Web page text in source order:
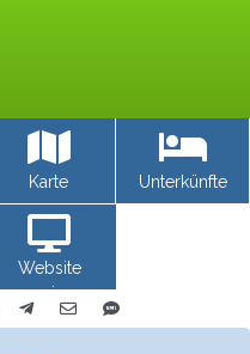
Karte Unterkünfte
Website
anzeigen